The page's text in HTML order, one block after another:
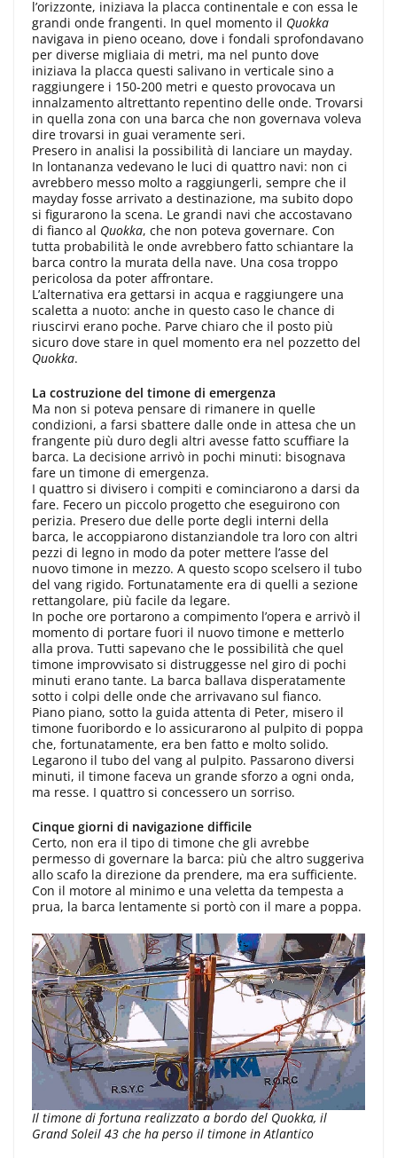
l’orizzonte, iniziava la placca continentale e con essa le
grandi onde frangenti. In quel momento il Quokka
navigava in pieno oceano, dove i fondali sprofondavano
per diverse migliaia di metri, ma nel punto dove
iniziava la placca questi salivano in verticale sino a
raggiungere i 150-200 metri e questo provocava un
innalzamento altrettanto repentino delle onde. Trovarsi
in quella zona con una barca che non governava voleva
dire trovarsi in guai veramente seri.
Presero in analisi la possibilità di lanciare un mayday.
In lontananza vedevano le luci di quattro navi: non ci
avrebbero messo molto a raggiungerli, sempre che il
mayday fosse arrivato a destinazione, ma subito dopo
si figurarono la scena. Le grandi navi che accostavano
di fianco al Quokka, che non poteva governare. Con
tutta probabilità le onde avrebbero fatto schiantare la
barca contro la murata della nave. Una cosa troppo
pericolosa da poter affrontare.
L’alternativa era gettarsi in acqua e raggiungere una
scaletta a nuoto: anche in questo caso le chance di
riuscirvi erano poche. Parve chiaro che il posto più
sicuro dove stare in quel momento era nel pozzetto del
Quokka.
La costruzione del timone di emergenza
Ma non si poteva pensare di rimanere in quelle
condizioni, a farsi sbattere dalle onde in attesa che un
frangente più duro degli altri avesse fatto scuffiare la
barca. La decisione arrivò in pochi minuti: bisognava
fare un timone di emergenza.
I quattro si divisero i compiti e cominciarono a darsi da
fare. Fecero un piccolo progetto che eseguirono con
perizia. Presero due delle porte degli interni della
barca, le accoppiarono distanziandole tra loro con altri
pezzi di legno in modo da poter mettere l’asse del
nuovo timone in mezzo. A questo scopo scelsero il tubo
del vang rigido. Fortunatamente era di quelli a sezione
rettangolare, più facile da legare.
In poche ore portarono a compimento l’opera e arrivò il
momento di portare fuori il nuovo timone e metterlo
alla prova. Tutti sapevano che le possibilità che quel
timone improvvisato si distruggesse nel giro di pochi
minuti erano tante. La barca ballava disperatamente
sotto i colpi delle onde che arrivavano sul fianco.
Piano piano, sotto la guida attenta di Peter, misero il
timone fuoribordo e lo assicurarono al pulpito di poppa
che, fortunatamente, era ben fatto e molto solido.
Legarono il tubo del vang al pulpito. Passarono diversi
minuti, il timone faceva un grande sforzo a ogni onda,
ma resse. I quattro si concessero un sorriso.
Cinque giorni di navigazione difficile
Certo, non era il tipo di timone che gli avrebbe
permesso di governare la barca: più che altro suggeriva
allo scafo la direzione da prendere, ma era sufficiente.
Con il motore al minimo e una veletta da tempesta a
prua, la barca lentamente si portò con il mare a poppa.
Il timone di fortuna realizzato a bordo del Quokka, il
Grand Soleil 43 che ha perso il timone in Atlantico